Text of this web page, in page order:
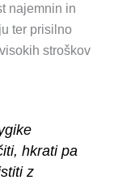
najemnin in
ter prisilno
stroškov
hkrati pa
z